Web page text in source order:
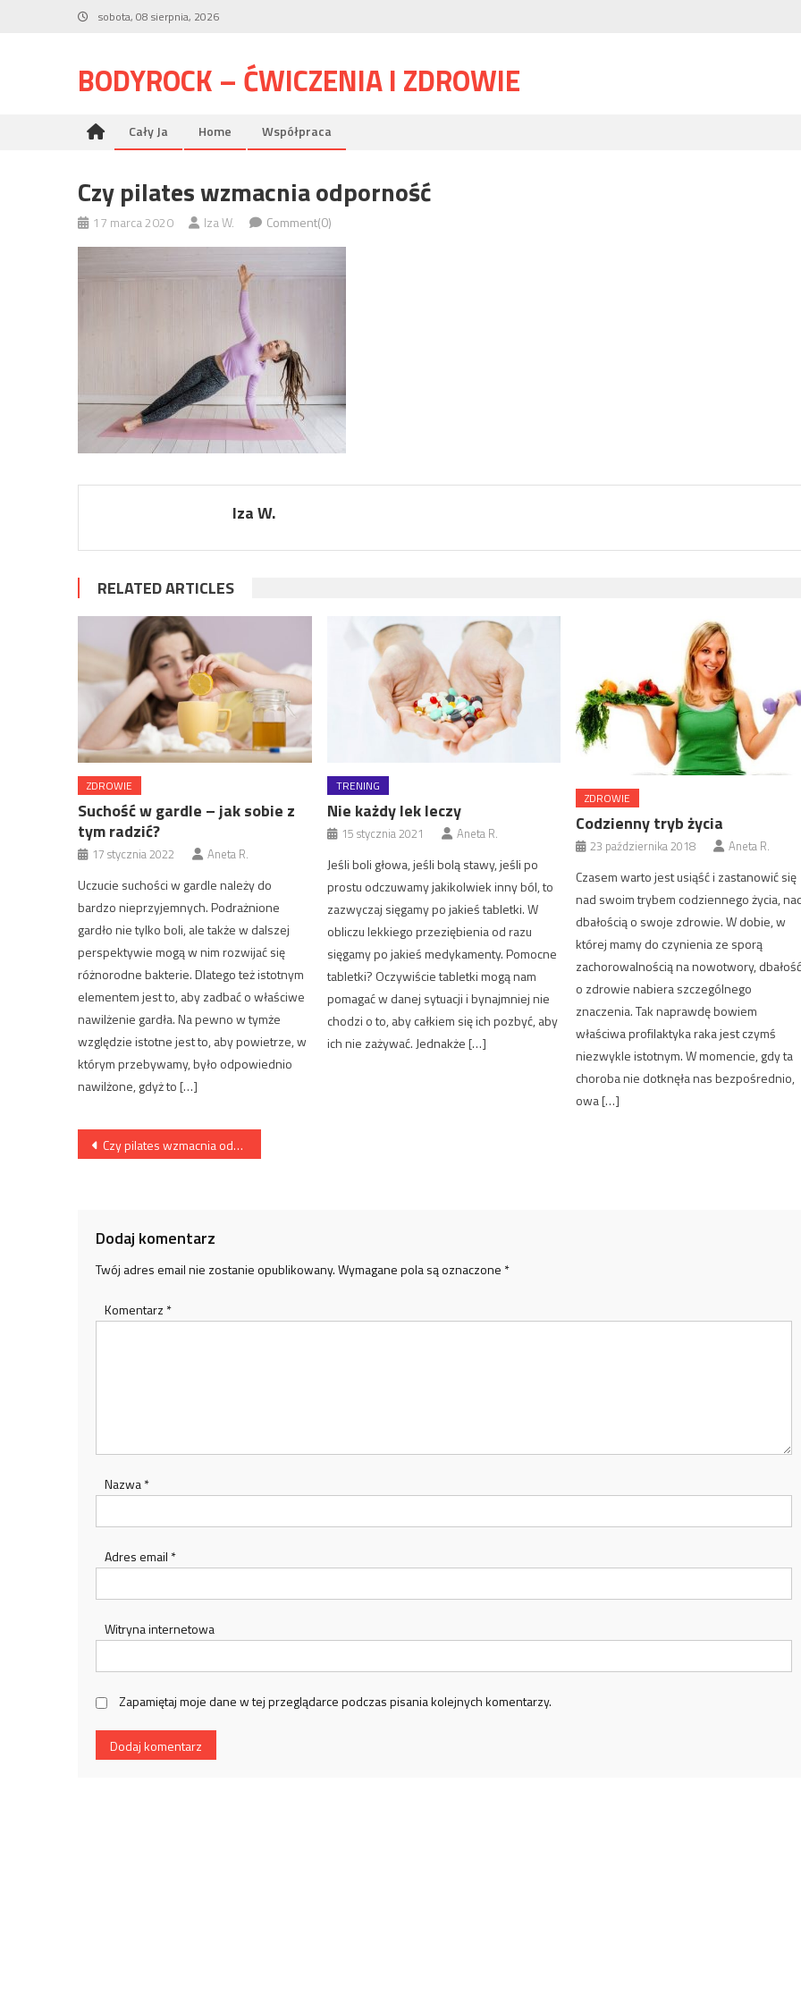
sobota, 08 sierpnia, 2026
BODYROCK – ĆWICZENIA I ZDROWIE
Cały Ja Home Współpraca
Czy pilates wzmacnia odporność
17 marca 2020 Iza W. Comment(0)
Iza W.
RELATED ARTICLES
ZDROWIE
Suchość w gardle – jak sobie z
tym radzić?
17 stycznia 2022 Aneta R.
Uczucie suchości w gardle należy do
bardzo nieprzyjemnych. Podrażnione
gardło nie tylko boli, ale także w dalszej
perspektywie mogą w nim rozwijać się
różnorodne bakterie. Dlatego też istotnym
elementem jest to, aby zadbać o właściwe
nawilżenie gardła. Na pewno w tymże
względzie istotne jest to, aby powietrze, w
którym przebywamy, było odpowiednio
nawilżone, gdyż to […]
TRENING
Nie każdy lek leczy
15 stycznia 2021 Aneta R.
Jeśli boli głowa, jeśli bolą stawy, jeśli po
prostu odczuwamy jakikolwiek inny ból, to
zazwyczaj sięgamy po jakieś tabletki. W
obliczu lekkiego przeziębienia od razu
sięgamy po jakieś medykamenty. Pomocne
tabletki? Oczywiście tabletki mogą nam
pomagać w danej sytuacji i bynajmniej nie
chodzi o to, aby całkiem się ich pozbyć, aby
ich nie zażywać. Jednakże […]
ZDROWIE
Codzienny tryb życia
23 października 2018 Aneta R.
Czasem warto jest usiąść i zastanowić się
nad swoim trybem codziennego życia,
dbałością o swoje zdrowie. W dobie, w
której mamy do czynienia ze sporą
zachorowalnością na nowotwory,
o zdrowie nabiera szczególnego
znaczenia. Tak naprawdę bowiem
właściwa profilaktyka raka jest czymś
niezwykle istotnym. W momencie, gdy ta
choroba nie dotknęła nas bezpośrednio,
owa […]
Nawigacja
Czy pilates wzmacnia odporność?
Dodaj komentarz
Twój adres email nie zostanie opublikowany.Wymagane pola są oznaczone *
Komentarz *
Nazwa*
Adres email *
Witryna internetowa
Zapamiętaj moje dane w tej przeglądarce podczas pisania kolejnych komentarzy.